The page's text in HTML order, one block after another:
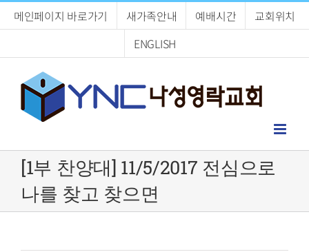
메인페이지 바로가기 새가족안내 예배시간
교회위치
ENGLISH
[1부 찬양대] 11/5/2017 전심으로
나를 찾고 찾으면